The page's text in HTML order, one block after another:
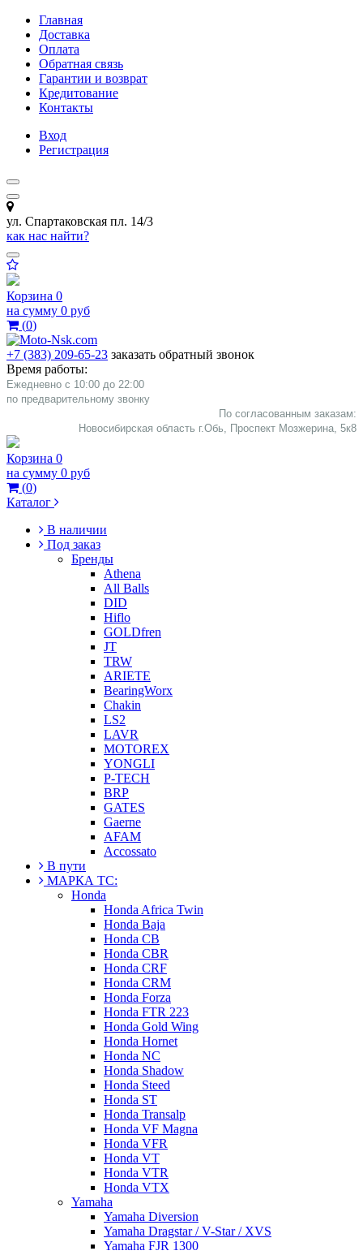
Главная
Доставка
Оплата
Обратная связь
Гарантии и возврат
Кредитование
Контакты
Вход
Регистрация
ул. Спартаковская пл. 14/3
как нас найти?
Корзина 0
на сумму 0 руб
(0)
+7 (383) 209-65-23 заказать обратный звонок
Время работы:
Ежедневно с 10:00 до 22:00
​по предварительному звонку
По согласованным заказам:
Новосибирская область г.Обь, Проспект Мозжерина, 5к8​
Корзина 0
на сумму 0 руб
(0)
Каталог
В наличии
Под заказ
Бренды
Athena
All Balls
DID
Hiflo
GOLDfren
JT
TRW
ARIETE
BearingWorx
Chakin
LS2
LAVR
MOTOREX
YONGLI
P-TECH
BRP
GATES
Gaerne
AFAM
Accossato
В пути
МАРКА ТС:
Honda
Honda Africa Twin
Honda Baja
Honda CB
Honda CBR
Honda CRF
Honda CRM
Honda Forza
Honda FTR 223
Honda Gold Wing
Honda Hornet
Honda NC
Honda Shadow
Honda Steed
Honda ST
Honda Transalp
Honda VF Magna
Honda VFR
Honda VT
Honda VTR
Honda VTX
Yamaha
Yamaha Diversion
Yamaha Dragstar / V-Star / XVS
Yamaha FJR 1300